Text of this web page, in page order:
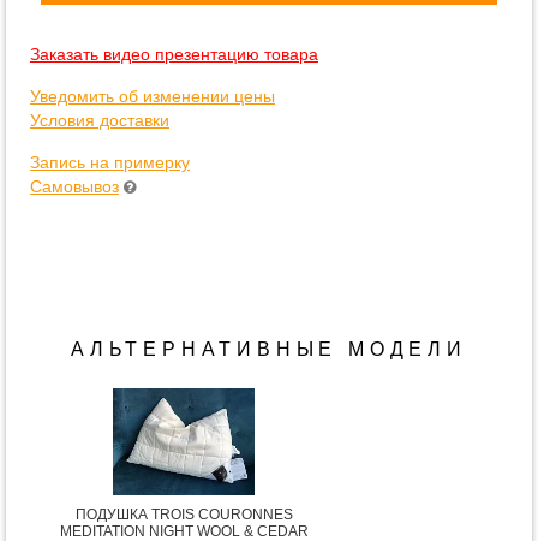
Заказать видео презентацию товара
Уведомить об изменении цены
Условия доставки
Запись на примерку
Самовывоз
АЛЬТЕРНАТИВНЫЕ МОДЕЛИ
ПОДУШКА TROIS COURONNES
MEDITATION NIGHT WOOL & CEDAR